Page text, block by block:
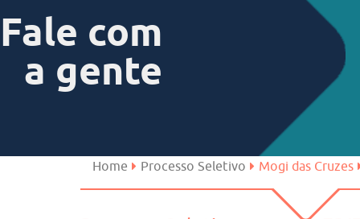
Ferraz de Vasconcelos
São José dos Campos
Fale com
a gente
Home Processo Seletivo Mogi das Cruzes